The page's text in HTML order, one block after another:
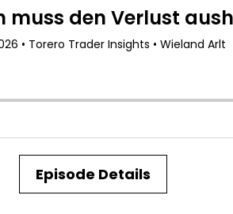
Episode Details